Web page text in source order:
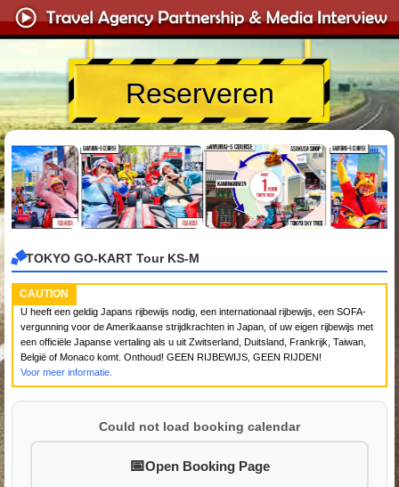
Reserveren
TOKYO GO-KART Tour KS-M
CAUTION
U heeft een geldig Japans rijbewijs nodig, een internationaal rijbewijs, een SOFA-
vergunning voor de Amerikaanse strijdkrachten in Japan, of uw eigen rijbewijs met
een officiële Japanse vertaling als u uit Zwitserland, Duitsland, Frankrijk, Taiwan,
België of Monaco komt. Onthoud! GEEN RIJBEWIJS, GEEN RIJDEN!
Voor meer informatie.
Could not load booking calendar
Open Booking Page